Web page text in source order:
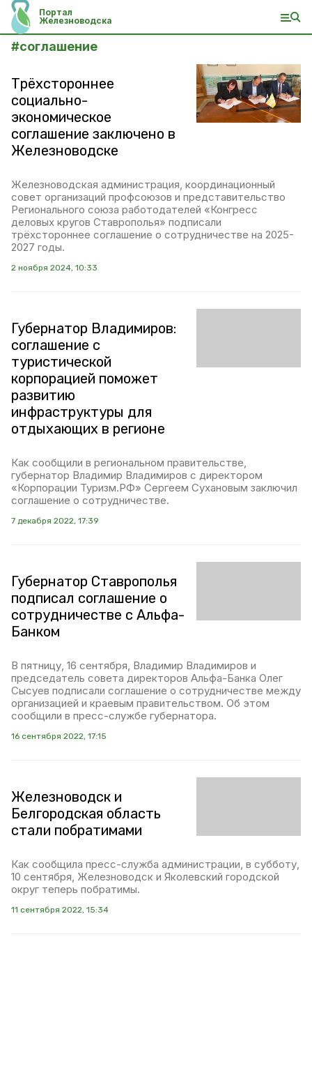
Портал
Железноводска
#соглашение
Трёхстороннее
социально-
экономическое
соглашение заключено в
Железноводске
Железноводская администрация, координационный
совет организаций профсоюзов и представительство
Регионального союза работодателей «Конгресс
деловых кругов Ставрополья» подписали
трёхстороннее соглашение о сотрудничестве на 2025-
2027 годы.
2 ноября 2024, 10:33
Губернатор Владимиров:
соглашение с
туристической
корпорацией поможет
развитию
инфраструктуры для
отдыхающих в регионе
Как сообщили в региональном правительстве,
губернатор Владимир Владимиров с директором
«Корпорации Туризм.РФ» Сергеем Сухановым заключил
соглашение о сотрудничестве.
7 декабря 2022, 17:39
Губернатор Ставрополья
подписал соглашение о
сотрудничестве с Альфа-
Банком
В пятницу, 16 сентября, Владимир Владимиров и
председатель совета директоров Альфа-Банка Олег
Сысуев подписали соглашение о сотрудничестве между
организацией и краевым правительством. Об этом
сообщили в пресс-службе губернатора.
16 сентября 2022, 17:15
Железноводск и
Белгородская область
стали побратимами
Как сообщила пресс-служба администрации, в субботу,
10 сентября, Железноводск и Яколевский городской
округ теперь побратимы.
11 сентября 2022, 15:34